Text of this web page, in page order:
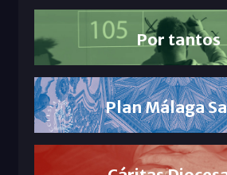
Por tantos
Plan Málaga